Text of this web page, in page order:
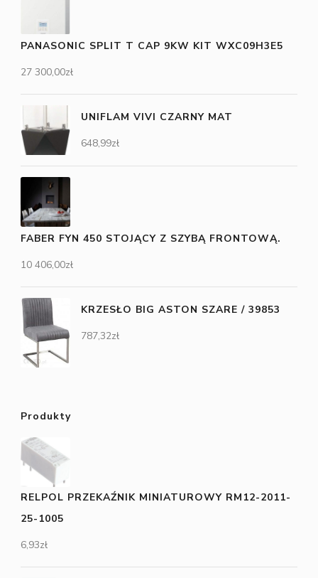
PANASONIC SPLIT T CAP 9KW KIT WXC09H3E5
27 300,00zł
UNIFLAM VIVI CZARNY MAT
648,99zł
FABER FYN 450 STOJĄCY Z SZYBĄ FRONTOWĄ.
10 406,00zł
KRZESŁO BIG ASTON SZARE / 39853
787,32zł
Produkty
RELPOL PRZEKAŹNIK MINIATUROWY RM12-2011-
25-1005
6,93zł